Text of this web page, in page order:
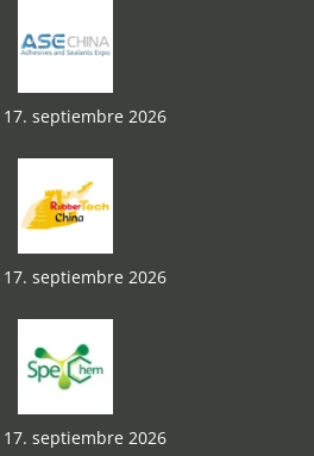
17. septiembre 2026
17. septiembre 2026
17. septiembre 2026